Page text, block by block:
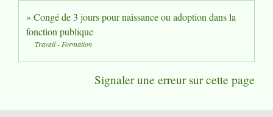
Congé de 3 jours pour naissance ou adoption dans la
fonction publique
Travail - Formation
Signaler une erreur sur cette page